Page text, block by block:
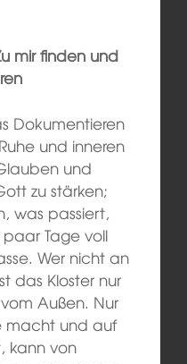
mir finden und
Dokumentieren
und inneren
und
zu stärken;
was passiert,
Tage voll
Wer nicht an
das Kloster nur
Außen. Nur
macht und auf
kann von